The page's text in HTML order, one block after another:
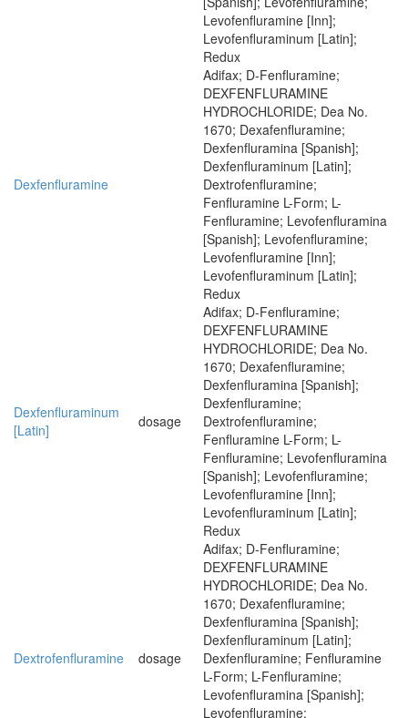
Levofenfluramine [Inn];
Levofenfluraminum [Latin];
Redux
Dexfenfluramine
Adifax; D-Fenfluramine;
DEXFENFLURAMINE
HYDROCHLORIDE; Dea No.
1670; Dexafenfluramine;
Dexfenfluramina [Spanish];
Dexfenfluraminum [Latin];
Dextrofenfluramine;
Fenfluramine L-Form; L-
Fenfluramine; Levofenfluramina
[Spanish]; Levofenfluramine;
Levofenfluramine [Inn];
Levofenfluraminum [Latin];
Redux
Dexfenfluraminum
[Latin]
dosage
Adifax; D-Fenfluramine;
DEXFENFLURAMINE
HYDROCHLORIDE; Dea No.
1670; Dexafenfluramine;
Dexfenfluramina [Spanish];
Dexfenfluramine;
Dextrofenfluramine;
Fenfluramine L-Form; L-
Fenfluramine; Levofenfluramina
[Spanish]; Levofenfluramine;
Levofenfluramine [Inn];
Levofenfluraminum [Latin];
Redux
Dextrofenfluramine dosage
Adifax; D-Fenfluramine;
DEXFENFLURAMINE
HYDROCHLORIDE; Dea No.
1670; Dexafenfluramine;
Dexfenfluramina [Spanish];
Dexfenfluraminum [Latin];
Dexfenfluramine; Fenfluramine
L-Form; L-Fenfluramine;
Levofenfluramina [Spanish];
Levofenfluramine;